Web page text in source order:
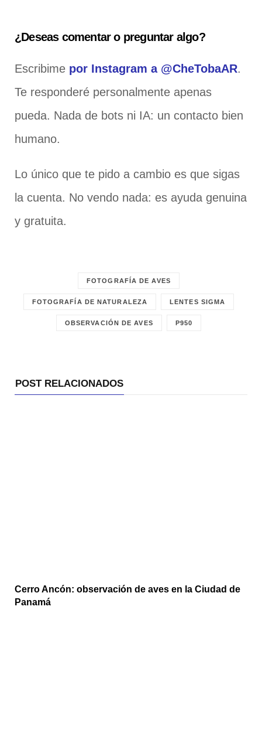
¿Deseas comentar o preguntar algo?
Escribime por Instagram a @CheTobaAR.
Te responderé personalmente apenas
pueda. Nada de bots ni IA: un contacto bien
humano.
Lo único que te pido a cambio es que sigas
la cuenta. No vendo nada: es ayuda genuina
y gratuita.
FOTOGRAFÍA DE AVES
FOTOGRAFÍA DE NATURALEZA LENTES SIGMA
OBSERVACIÓN DE AVES P950
POST RELACIONADOS
Cerro Ancón: observación de aves en la Ciudad de
Panamá